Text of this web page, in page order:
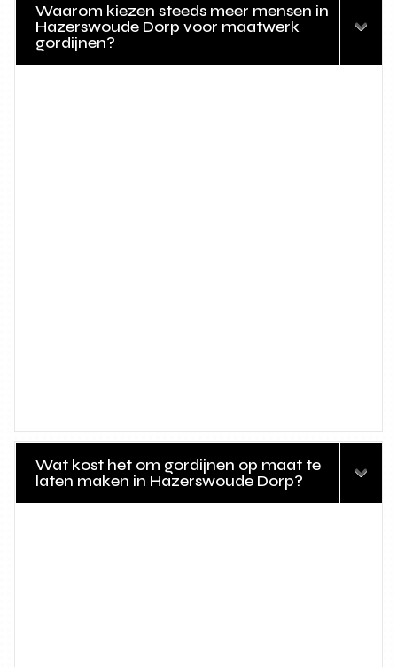
Waarom kiezen steeds meer mensen in
Hazerswoude Dorp voor maatwerk
gordijnen?
Wat kost het om gordijnen op maat te
laten maken in Hazerswoude Dorp?